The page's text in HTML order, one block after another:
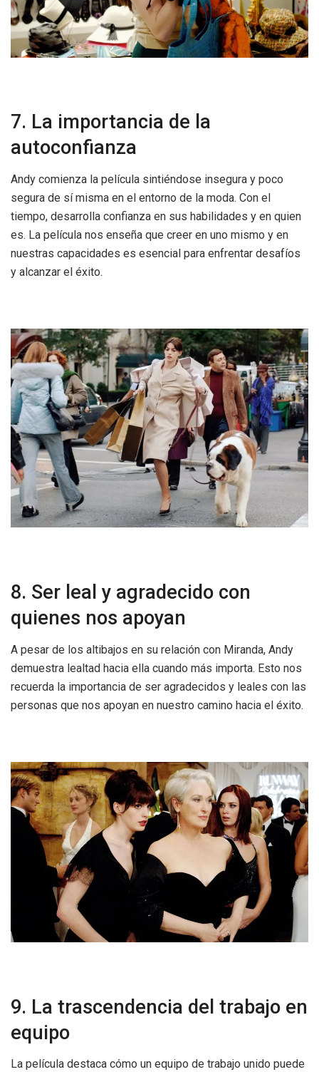
7. La importancia de la
autoconfianza
Andy comienza la película sintiéndose insegura y poco
segura de sí misma en el entorno de la moda. Con el
tiempo, desarrolla confianza en sus habilidades y en quien
es. La película nos enseña que creer en uno mismo y en
nuestras capacidades es esencial para enfrentar desafíos
y alcanzar el éxito.
8. Ser leal y agradecido con
quienes nos apoyan
A pesar de los altibajos en su relación con Miranda, Andy
demuestra lealtad hacia ella cuando más importa. Esto nos
recuerda la importancia de ser agradecidos y leales con las
personas que nos apoyan en nuestro camino hacia el éxito.
9. La trascendencia del trabajo en
equipo
La película destaca cómo un equipo de trabajo unido puede